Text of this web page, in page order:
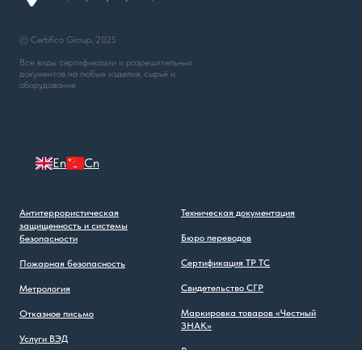
© Certifico Group, 2025
Все виды сертификации и разрешительных
документов на любые изделия, сырьё и
оборудование
En Cn
Антитеррористическая
защищенность и системы
безопасности
Пожарная безопасность
Метрология
Отказное письмо
Услуги ВЭД
Техническая документация
Бюро переводов
Сертификация ТР ТС
Свидетельство СГР
Маркировка товаров «Честный
ЗНАК»